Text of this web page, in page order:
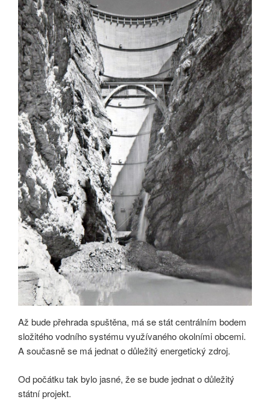
Až bude přehrada spuštěna, má se stát centrálním bodem
složitého vodního systému využívaného okolními obcemi.
A současně se má jednat o důležitý energetický zdroj.
Od počátku tak bylo jasné, že se bude jednat o důležitý
státní projekt.